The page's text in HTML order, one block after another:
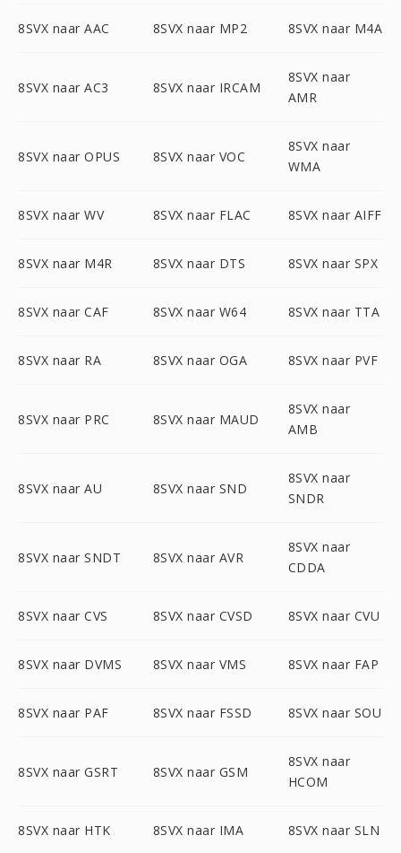
8SVX naar AAC 8SVX naar MP2 8SVX naar M4A
8SVX naar AC3 8SVX naar IRCAM
8SVX naar
AMR
8SVX naar OPUS 8SVX naar VOC
8SVX naar
WMA
8SVX naar WV 8SVX naar FLAC 8SVX naar AIFF
8SVX naar M4R 8SVX naar DTS 8SVX naar SPX
8SVX naar CAF 8SVX naar W64 8SVX naar TTA
8SVX naar RA 8SVX naar OGA 8SVX naar PVF
8SVX naar PRC 8SVX naar MAUD
8SVX naar
AMB
8SVX naar AU 8SVX naar SND
8SVX naar
SNDR
8SVX naar SNDT 8SVX naar AVR
8SVX naar
CDDA
8SVX naar CVS 8SVX naar CVSD 8SVX naar CVU
8SVX naar DVMS 8SVX naar VMS 8SVX naar FAP
8SVX naar PAF 8SVX naar FSSD 8SVX naar SOU
8SVX naar GSRT 8SVX naar GSM
8SVX naar
HCOM
8SVX naar HTK 8SVX naar IMA 8SVX naar SLN